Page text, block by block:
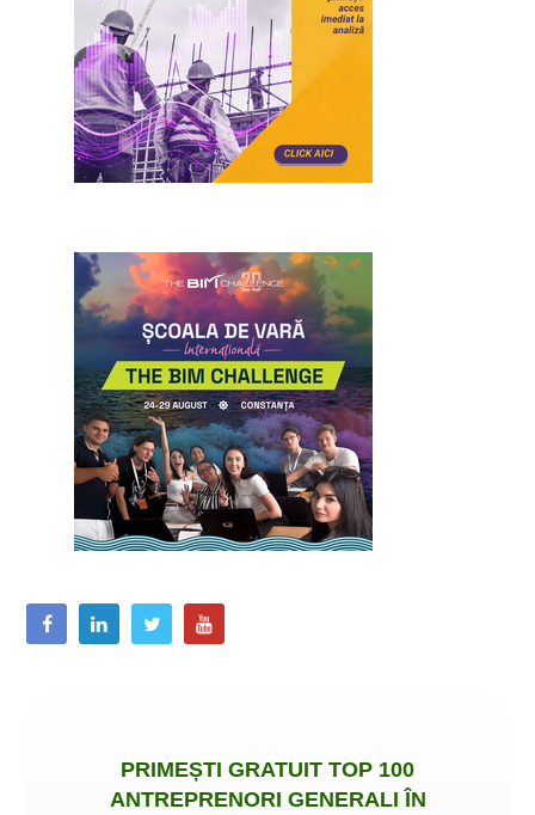
PRIMEȘTI GRATUIT TOP 100
ANTREPRENORI GENERALI ÎN